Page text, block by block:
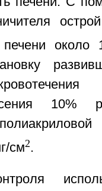
печени около
10%
см2.